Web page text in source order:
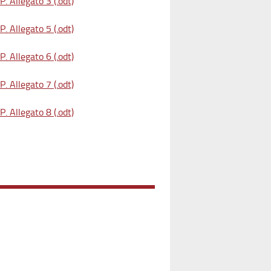
Allegato 5 (.odt)
Allegato 6 (.odt)
Allegato 7 (.odt)
Allegato 8 (.odt)